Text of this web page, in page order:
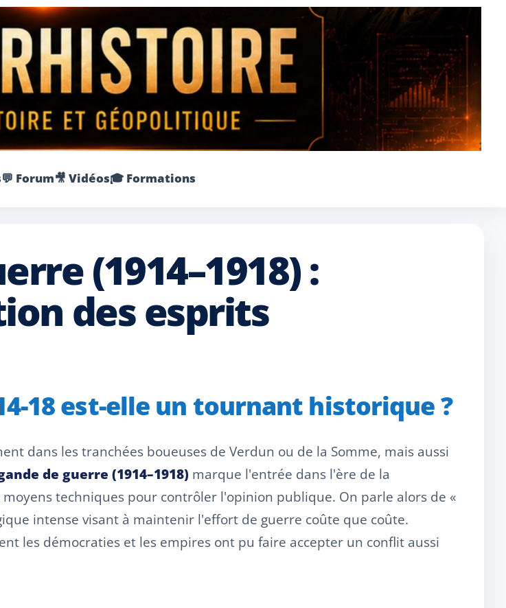
💬 Forum🎥 Vidéos🎓 Formations
(1914–1918) :
des esprits
18 est-elle un tournant historique ?
dans les tranchées boueuses de Verdun ou de la Somme, mais aussi
de guerre (1914–1918) marque l'entrée dans l'ère de la
techniques pour contrôler l'opinion publique. On parle alors de «
intense visant à maintenir l'effort de guerre coûte que coûte.
les démocraties et les empires ont pu faire accepter un conflit aussi